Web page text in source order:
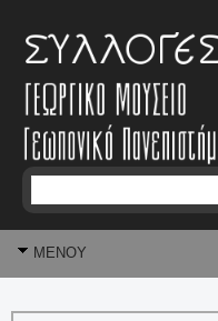
ό
ρ
Αναζήτηση
MENOY